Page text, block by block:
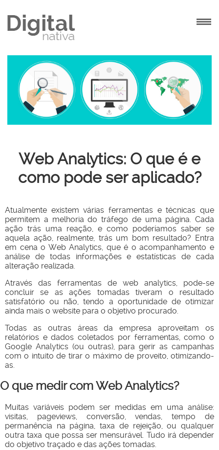
INÍCIO
AGÊNCIA
SOLUÇÕES
CONTATO
Web Analytics: O que é e
como pode ser aplicado?
Atualmente existem várias ferramentas e técnicas que
permitem a melhoria do tráfego de uma página. Cada
ação trás uma reação, e como poderíamos saber se
aquela ação, realmente, trás um bom resultado? Entra
em cena o Web Analytics, que é o acompanhamento e
análise de todas informações e estatísticas de cada
alteração realizada.
Através das ferramentas de web analytics, pode-se
concluir se as ações tomadas tiveram o resultado
satisfatório ou não, tendo a oportunidade de otimizar
ainda mais o website para o objetivo procurado.
Todas as outras áreas da empresa aproveitam os
relatórios e dados coletados por ferramentas, como o
Google Analytics (ou outras), para gerir as campanhas
com o intuito de tirar o máximo de proveito, otimizando-
as.
O que medir com Web Analytics?
Muitas variáveis podem ser medidas em uma análise:
visitas, pageviews, conversão, vendas, tempo de
permanência na página, taxa de rejeição, ou qualquer
outra taxa que possa ser mensurável. Tudo irá depender
do objetivo traçado e das ações tomadas.